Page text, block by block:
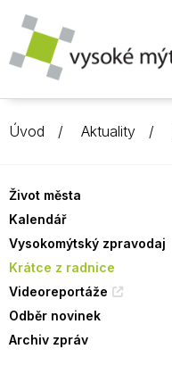
Úvod Aktuality
Život města
Kalendář
Vysokomýtský zpravodaj
Krátce z radnice
Videoreportáže
Odběr novinek
Archiv zpráv